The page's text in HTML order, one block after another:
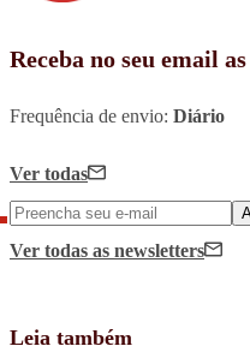
Receba no seu email
Frequência de envio: Diário
Ver todas
Ver todas as newsletters
Leia também